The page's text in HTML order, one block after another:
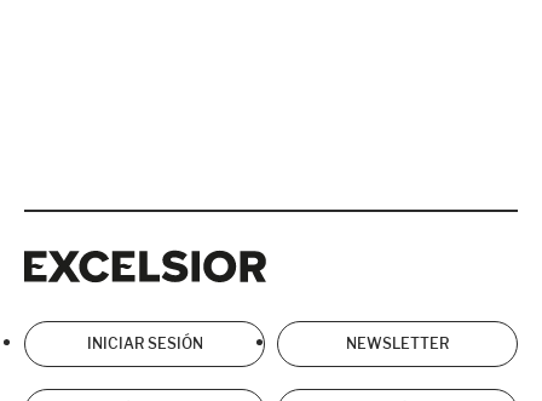
INICIAR SESIÓN NEWSLETTER